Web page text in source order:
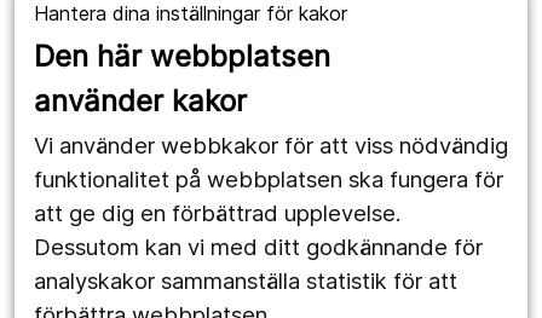
Hantera dina inställningar för kakor
Den här webbplatsen
använder kakor
Vi använder webbkakor för att viss nödvändig
funktionalitet på webbplatsen ska fungera för
att ge dig en förbättrad upplevelse.
Dessutom kan vi med ditt godkännande för
analyskakor sammanställa statistik för att
Våra webbplatser
1177.se
Region Örebro län
Följ oss
Facebook